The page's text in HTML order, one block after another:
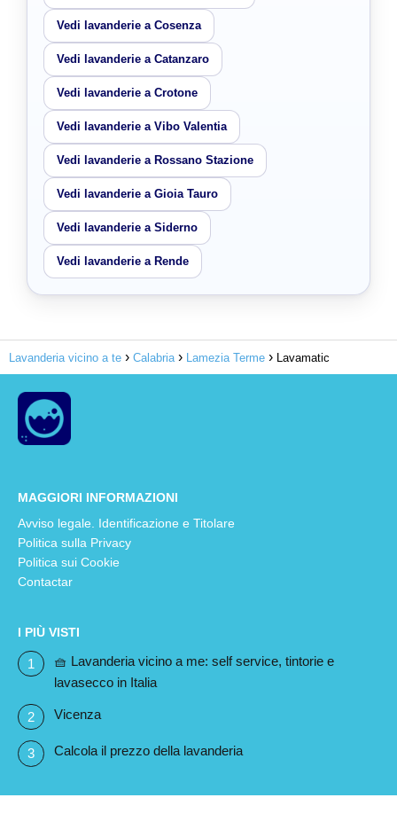
Vedi lavanderie a Cosenza
Vedi lavanderie a Catanzaro
Vedi lavanderie a Crotone
Vedi lavanderie a Vibo Valentia
Vedi lavanderie a Rossano Stazione
Vedi lavanderie a Gioia Tauro
Vedi lavanderie a Siderno
Vedi lavanderie a Rende
Lavanderia vicino a te Calabria Lamezia Terme Lavamatic
MAGGIORI INFORMAZIONI
Avviso legale. Identificazione e Titolare
Politica sulla Privacy
Politica sui Cookie
Contactar
I PIÙ VISTI
🧺 Lavanderia vicino a me: self service, tintorie e
lavasecco in Italia
Vicenza
Calcola il prezzo della lavanderia